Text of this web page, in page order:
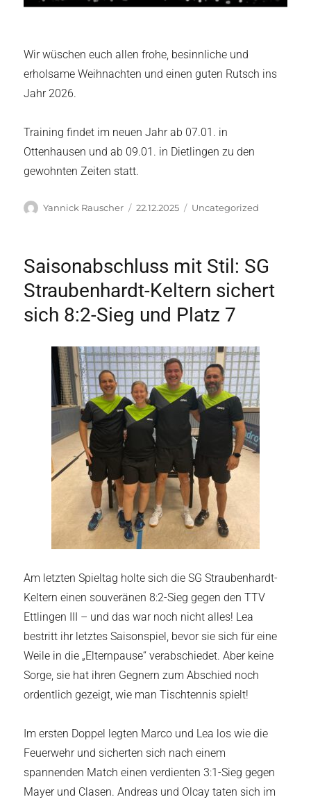
Wir wüschen euch allen frohe, besinnliche und
erholsame Weihnachten und einen guten Rutsch ins
Jahr 2026.
Training findet im neuen Jahr ab 07.01. in
Ottenhausen und ab 09.01. in Dietlingen zu den
gewohnten Zeiten statt.
Autor
Yannick Rauscher
Veröffentlicht
22.12.2025 Kategorien
Uncategorized
Saisonabschluss mit Stil: SG
Straubenhardt-Keltern sichert
sich 8:2-Sieg und Platz 7
Am letzten Spieltag holte sich die SG Straubenhardt-
Keltern einen souveränen 8:2-Sieg gegen den TTV
Ettlingen III – und das war noch nicht alles! Lea
bestritt ihr letztes Saisonspiel, bevor sie sich für eine
Weile in die „Elternpause“ verabschiedet. Aber keine
Sorge, sie hat ihren Gegnern zum Abschied noch
ordentlich gezeigt, wie man Tischtennis spielt!
Im ersten Doppel legten Marco und Lea los wie die
Feuerwehr und sicherten sich nach einem
spannenden Match einen verdienten 3:1-Sieg gegen
Mayer und Clasen. Andreas und Olcay taten sich im